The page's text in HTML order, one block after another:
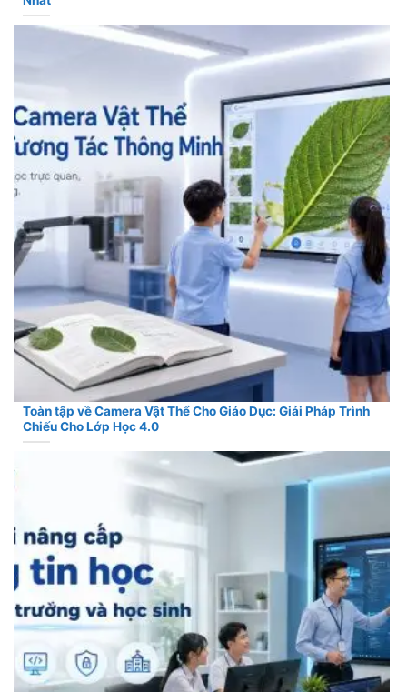
Toàn tập về Camera Vật Thể Cho Giáo Dục: Giải Pháp Trình
Chiếu Cho Lớp Học 4.0